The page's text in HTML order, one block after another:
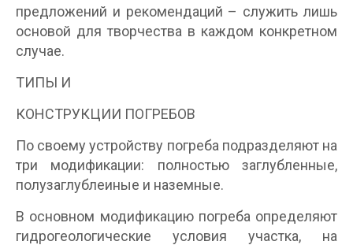
предложений и рекомендаций – служить лишь
основой для творчества в каждом конкретном
случае.
ТИПЫ И
КОНСТРУКЦИИ ПОГРЕБОВ
По своему устройству погреба подразделяют на
три модификации: полностью заглубленные,
полузаглублеиные и наземные.
В основном модификацию погреба определяют
гидрогеологические условия участка, на